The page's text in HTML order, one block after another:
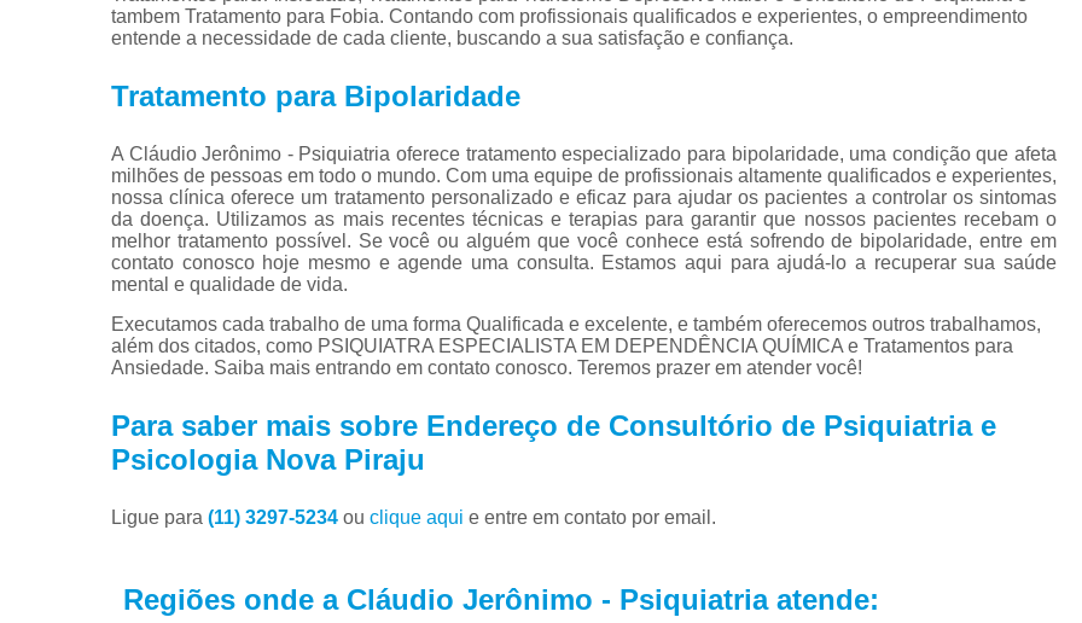
Tratamento
Tratamento para
Tratamento
Tratamento de
Tratamento de
Tratamento de
Tratamento
Tratamento
Tratamento para
Tratamento para
tambem Tratamento para Fobia. Contando com profissionais qualificados e experientes, o empreendimento
entende a necessidade de cada cliente, buscando a sua satisfação e confiança.
Tratamento para Bipolaridade
A Cláudio Jerônimo - Psiquiatria oferece tratamento especializado para bipolaridade, uma condição que afeta
milhões de pessoas em todo o mundo. Com uma equipe de profissionais altamente qualificados e experientes,
nossa clínica oferece um tratamento personalizado e eficaz para ajudar os pacientes a controlar os sintomas
da doença. Utilizamos as mais recentes técnicas e terapias para garantir que nossos pacientes recebam o
melhor tratamento possível. Se você ou alguém que você conhece está sofrendo de bipolaridade, entre em
contato conosco hoje mesmo e agende uma consulta. Estamos aqui para ajudá-lo a recuperar sua saúde
mental e qualidade de vida.
Executamos cada trabalho de uma forma Qualificada e excelente, e também oferecemos outros trabalhamos,
além dos citados, como PSIQUIATRA ESPECIALISTA EM DEPENDÊNCIA QUÍMICA e Tratamentos para
Ansiedade. Saiba mais entrando em contato conosco. Teremos prazer em atender você!
Para saber mais sobre Endereço de Consultório de Psiquiatria e
Psicologia Nova Piraju
Ligue para (11) 3297-5234 ou clique aqui e entre em contato por email.
Regiões onde a Cláudio Jerônimo - Psiquiatria atende: